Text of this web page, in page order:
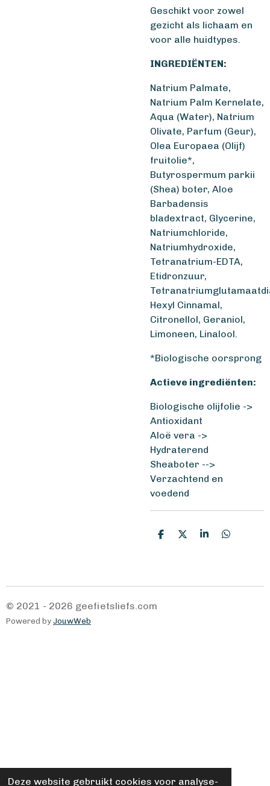
Deze website gebruikt cookies voor analyse-
Geschikt voor zowel
gezicht als lichaam en
voor alle huidtypes.
INGREDIËNTEN:
Natrium Palmate,
Natrium Palm Kernelate,
Aqua (Water), Natrium
Olivate, Parfum (Geur),
Olea Europaea (Olijf)
fruitolie*,
Butyrospermum parkii
(Shea) boter, Aloe
Barbadensis
bladextract, Glycerine,
Natriumchloride,
Natriumhydroxide,
Tetranatrium-EDTA,
Etidronzuur,
Hexyl Cinnamal,
Citronellol, Geraniol,
Limoneen, Linalool.
*Biologische oorsprong
Actieve ingrediënten:
Biologische olijfolie ->
Antioxidant
Aloë vera ->
Hydraterend
Sheaboter -->
Verzachtend en
voedend
D
D
S
D
© 2021 - 2026 geefietsliefs.com
Powered byJouwWeb